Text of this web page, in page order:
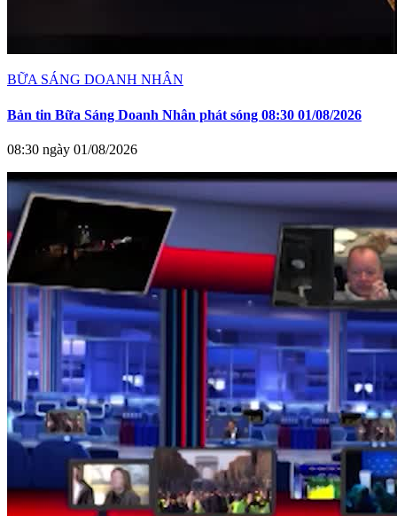
BỮA SÁNG DOANH NHÂN
Bản tin Bữa Sáng Doanh Nhân phát sóng 08:30 01/08/2026
08:30 ngày 01/08/2026